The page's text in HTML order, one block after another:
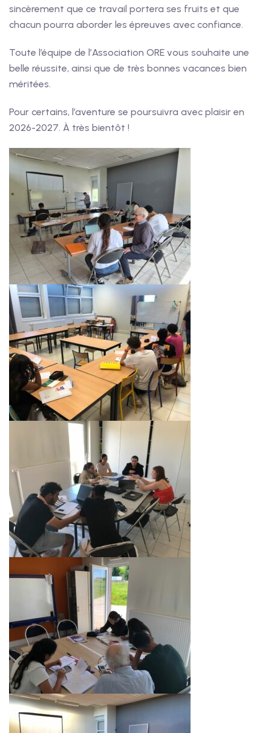
sincèrement que ce travail portera ses fruits et que
chacun pourra aborder les épreuves avec confiance.
Toute l’équipe de l’Association ORE vous souhaite une
belle réussite, ainsi que de très bonnes vacances bien
méritées.
Pour certains, l’aventure se poursuivra avec plaisir en
2026-2027. À très bientôt !